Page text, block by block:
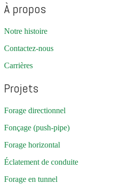
À propos
Notre histoire
Contactez-nous
Carrières
Projets
Forage directionnel
Fonçage (push-pipe)
Forage horizontal
Éclatement de conduite
Forage en tunnel